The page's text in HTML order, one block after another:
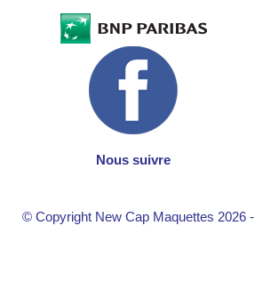
Nous suivre
© Copyright New Cap Maquettes 2026